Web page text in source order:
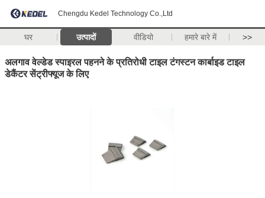
Chengdu Kedel Technology Co.,Ltd
घर उत्पादों वीडियो हमारे बारे में >>
अलगाव वेल्डेड स्पाइरल पहनने के प्रतिरोधी टाइल टंगस्टन कार्बाइड टाइल
डेकैंटर सेंट्रीफ्यूज के लिए